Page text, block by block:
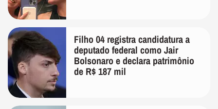
Filho 04 registra candidatura a
deputado federal como Jair
Bolsonaro e declara patrimônio
de R$ 187 mil